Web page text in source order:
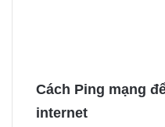
Cách Ping mạng
internet